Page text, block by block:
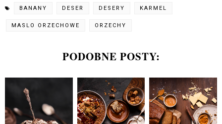
BANANY DESER DESERY KARMEL
MASLO ORZECHOWE ORZECHY
PODOBNE POSTY: